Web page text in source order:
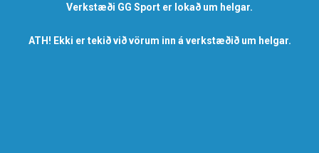
Verkstæði GG Sport er lokað um helgar.
ATH! Ekki er tekið við vörum inn á verkstæðið um helgar.